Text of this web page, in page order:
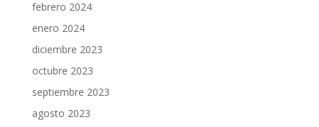
febrero 2024
enero 2024
diciembre 2023
octubre 2023
septiembre 2023
agosto 2023